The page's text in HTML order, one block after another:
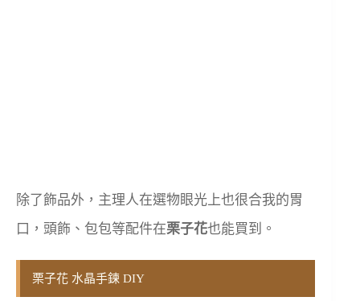
除了飾品外，主理人在選物眼光上也很合我的胃
口，頭飾、包包等配件在栗子花也能買到。
栗子花 水晶手鍊 DIY